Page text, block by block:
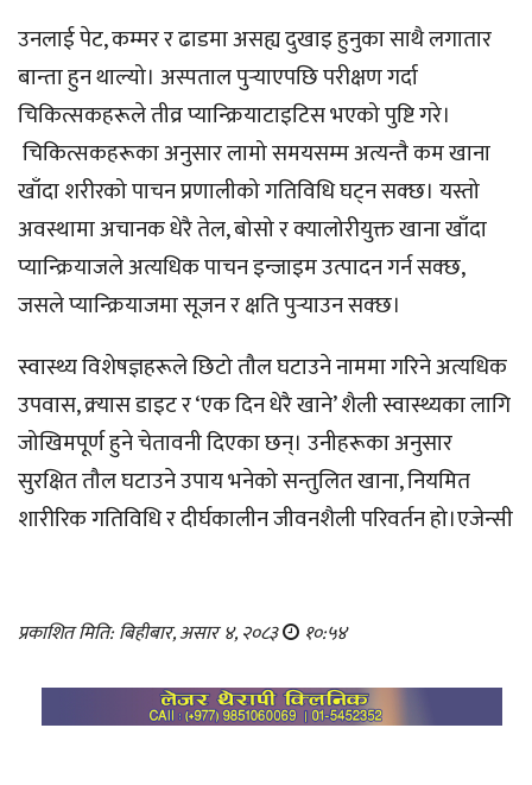
उनलाई पेट, कम्मर र ढाडमा असह्य दुखाइ हुनुका साथै लगातार
बान्ता हुन थाल्यो। अस्पताल पुर्‍याएपछि परीक्षण गर्दा
चिकित्सकहरूले तीव्र प्यान्क्रियाटाइटिस भएको पुष्टि गरे।
चिकित्सकहरूका अनुसार लामो समयसम्म अत्यन्तै कम खाना
खाँदा शरीरको पाचन प्रणालीको गतिविधि घट्न सक्छ। यस्तो
अवस्थामा अचानक धेरै तेल, बोसो र क्यालोरीयुक्त खाना खाँदा
प्यान्क्रियाजले अत्यधिक पाचन इन्जाइम उत्पादन गर्न सक्छ,
जसले प्यान्क्रियाजमा सूजन र क्षति पुर्‍याउन सक्छ।
स्वास्थ्य विशेषज्ञहरूले छिटो तौल घटाउने नाममा गरिने अत्यधिक
उपवास, क्र्यास डाइट र ‘एक दिन धेरै खाने’ शैली स्वास्थ्यका लागि
जोखिमपूर्ण हुने चेतावनी दिएका छन्। उनीहरूका अनुसार
सुरक्षित तौल घटाउने उपाय भनेको सन्तुलित खाना, नियमित
शारीरिक गतिविधि र दीर्घकालीन जीवनशैली परिवर्तन हो।एजेन्सी
प्रकाशित मिति: बिहीबार, असार ४, २०८३ १०:५४